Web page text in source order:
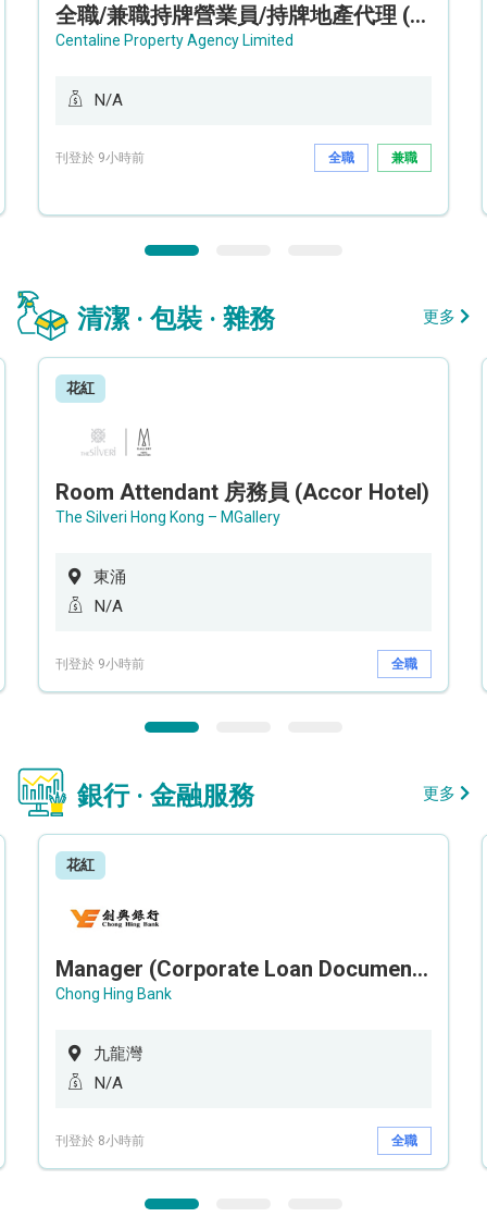
全職/兼職持牌營業員/持牌地產代理 (長沙灣/將軍澳/油塘)
Centaline Property Agency Limited
N/A
刊登於 9小時前 全職 兼職
清潔 · 包裝 · 雜務 更多
花紅
Room Attendant 房務員 (Accor Hotel)
The Silveri Hong Kong – MGallery
東涌
N/A
刊登於 9小時前 全職
銀行 · 金融服務 更多
花紅
Manager (Corporate Loan Documentation) - Credit Administration Department
Chong Hing Bank
九龍灣
N/A
刊登於 8小時前 全職